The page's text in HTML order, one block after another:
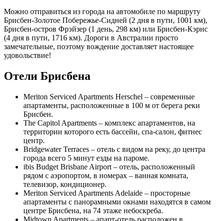
Можно отправиться из города на автомобиле по маршруту
Брисбен-Золотое Побережье-Сидней (2 дня в пути, 1001 км),
Брисбен-остров Фрэйзер (1 день, 298 км) или Брисбен-Кэрнс
(4 дня в пути, 1716 км). Дороги в Австралии просто
замечательные, поэтому вождение доставляет настоящее
удовольствие!
Отели Брисбена
Meriton Serviced Apartments Herschel – современные
апартаменты, расположенные в 100 м от берега реки
Брисбен.
The Capitol Apartments – комплекс апартаментов, на
территории которого есть бассейн, спа-салон, фитнес
центр.
Bridgewater Terraces – отель с видом на реку, до центра
города всего 5 минут езды на пароме.
ibis Budget Brisbane Airport – отель, расположенный
рядом с аэропортом, в номерах – ванная комната,
телевизор, кондиционер.
Meriton Serviced Apartments Adelaide – просторные
апартаменты с панорамными окнами находятся в самом
центре Брисбена, на 74 этаже небоскреба.
Midtown Apartments – апарт-отель расположен в